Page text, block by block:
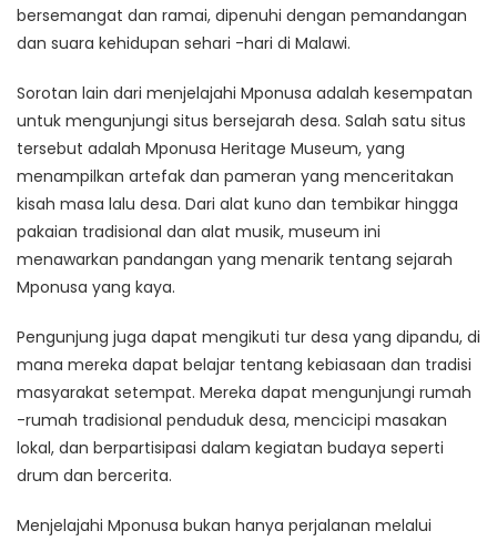
bersemangat dan ramai, dipenuhi dengan pemandangan
dan suara kehidupan sehari -hari di Malawi.
Sorotan lain dari menjelajahi Mponusa adalah kesempatan
untuk mengunjungi situs bersejarah desa. Salah satu situs
tersebut adalah Mponusa Heritage Museum, yang
menampilkan artefak dan pameran yang menceritakan
kisah masa lalu desa. Dari alat kuno dan tembikar hingga
pakaian tradisional dan alat musik, museum ini
menawarkan pandangan yang menarik tentang sejarah
Mponusa yang kaya.
Pengunjung juga dapat mengikuti tur desa yang dipandu, di
mana mereka dapat belajar tentang kebiasaan dan tradisi
masyarakat setempat. Mereka dapat mengunjungi rumah
-rumah tradisional penduduk desa, mencicipi masakan
lokal, dan berpartisipasi dalam kegiatan budaya seperti
drum dan bercerita.
Menjelajahi Mponusa bukan hanya perjalanan melalui